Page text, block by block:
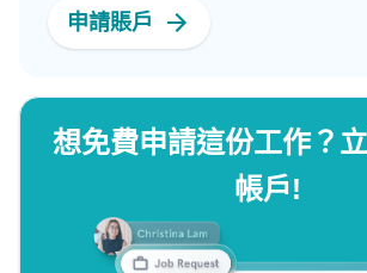
申請賬戶
想免費申請這份工作？
帳戶!